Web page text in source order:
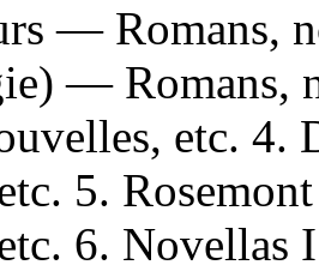
— Romans,
— Romans,
etc. 4.
5.
6. Novellas